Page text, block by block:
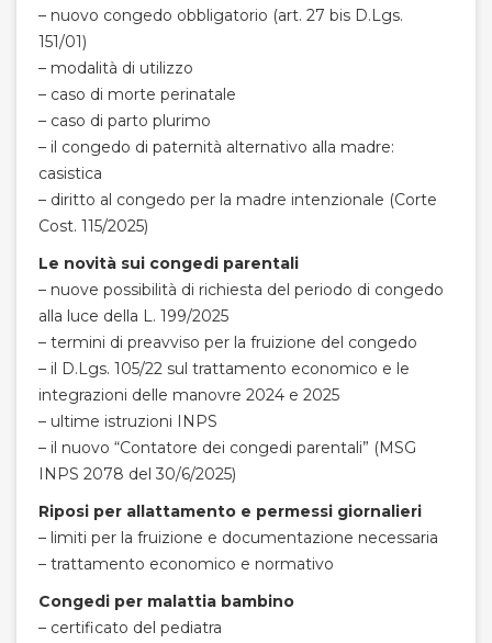
– nuovo congedo obbligatorio (art. 27 bis D.Lgs.
151/01)
– modalità di utilizzo
– caso di morte perinatale
– caso di parto plurimo
– il congedo di paternità alternativo alla madre:
casistica
– diritto al congedo per la madre intenzionale (Corte
Cost. 115/2025)
Le novità sui congedi parentali
– nuove possibilità di richiesta del periodo di congedo
alla luce della L. 199/2025
– termini di preavviso per la fruizione del congedo
– il D.Lgs. 105/22 sul trattamento economico e le
integrazioni delle manovre 2024 e 2025
– ultime istruzioni INPS
– il nuovo “Contatore dei congedi parentali” (MSG
INPS 2078 del 30/6/2025)
Riposi per allattamento e permessi giornalieri
– limiti per la fruizione e documentazione necessaria
– trattamento economico e normativo
Congedi per malattia bambino
– certificato del pediatra